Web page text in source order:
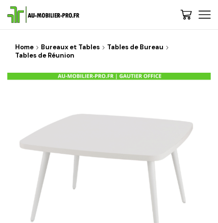
Home Bureaux et Tables
Tables de Bureau
Tables de Réunion